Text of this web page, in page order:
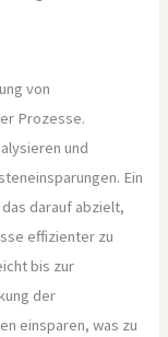
von
Prozesse.
und
Ein
darauf abzielt,
effizienter zu
bis zur
der
einsparen, was zu